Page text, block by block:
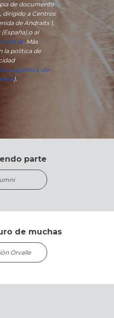
de documento
dirigido a Centros
de Andraitx 1,
,o al
. Más
la política de
politica-de-
).
parte
de muchas
Orvalle